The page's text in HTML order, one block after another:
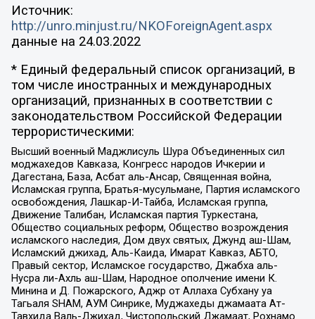
Источник:
http://unro.minjust.ru/NKOForeignAgent.aspx
данные на 24.03.2022
* Единый федеральный список организаций, в
том числе иностранных и международных
организаций, признанных в соответствии с
законодательством Российской Федерации
террористическими:
Высший военный Маджлисуль Шура Объединенных сил
моджахедов Кавказа, Конгресс народов Ичкерии и
Дагестана, База, Асбат аль-Ансар, Священная война,
Исламская группа, Братья-мусульмане, Партия исламского
освобождения, Лашкар-И-Тайба, Исламская группа,
Движение Талибан, Исламская партия Туркестана,
Общество социальных реформ, Общество возрождения
исламского наследия, Дом двух святых, Джунд аш-Шам,
Исламский джихад, Аль-Каида, Имарат Кавказ, АБТО,
Правый сектор, Исламское государство, Джабха аль-
Нусра ли-Ахль аш-Шам, Народное ополчение имени К.
Минина и Д. Пожарского, Аджр от Аллаха Субхану уа
Тагьаля SHAM, АУМ Синрике, Муджахеды джамаата Ат-
Тавхида Валь-Джихад, Чистопольский Джамаат, Рохнамо